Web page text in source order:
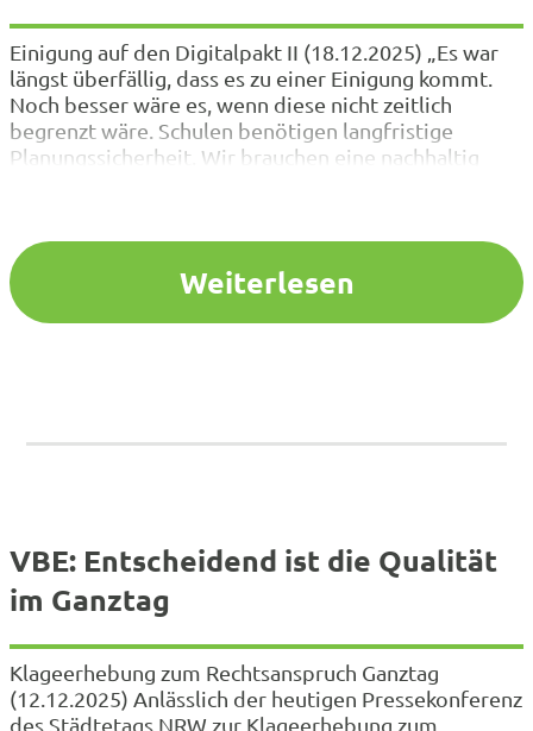
Einigung auf den Digitalpakt II (18.12.2025) „Es war
längst überfällig, dass es zu einer Einigung kommt.
Noch besser wäre es, wenn diese nicht zeitlich
begrenzt wäre. Schulen benötigen langfristige
Planungssicherheit. Wir brauchen eine nachhaltig
Wartung und IT…
Weiterlesen
VBE: Entscheidend ist die Qualität
im Ganztag
Klageerhebung zum Rechtsanspruch Ganztag
(12.12.2025) Anlässlich der heutigen Pressekonferenz
des Städtetags NRW zur Klageerhebung zum